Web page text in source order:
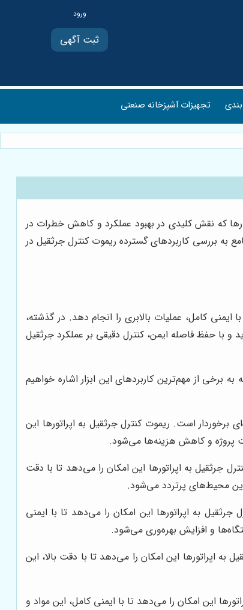
ثبت آگهی
تجهیزات آشپزخانه صنعتی
که نقش کلیدی در بهبود عملکرد و کاهش خطرات در
به بررسی کاربردهای گسترده ریموت کنترل جرثقیل در
ایمنی کامل، عملیات بالابری را انجام دهد. در گذشته،
و با حفظ فاصله ایمن، کنترل دقیقی بر عملکرد جرثقیل
برخی از مهم‌ترین کاربردهای این ابزار اشاره خواهیم
است. ریموت کنترل جرثقیل به اپراتورها این
پروژه و کاهش هزینه‌ها می‌شود.
جرثقیل به اپراتورها این امکان را می‌دهد تا با دقت
این محیط‌های پرتردد می‌شود.
به اپراتورها این امکان را می‌دهد تا با ایمنی
و افزایش بهره‌وری می‌شود.
اپراتورها این امکان را می‌دهد تا با دقت بالا، این
این امکان را می‌دهد تا با ایمنی کامل، این مواد و